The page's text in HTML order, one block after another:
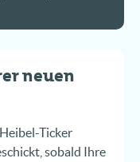
neuen
Ticker
sobald Ihre